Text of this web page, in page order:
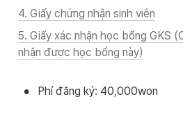
4. Giấy chứng nhận sinh viên
5. Giấy xác nhận học bổng GKS
nhận được học bổng này)
• Phí đăng ký: 40,000won